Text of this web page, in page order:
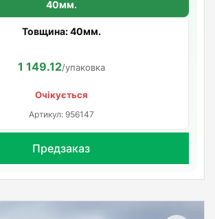
40мм.
Товщина: 40мм.
1 149.12/упаковка
Очікується
Артикул: 956147
Предзаказ